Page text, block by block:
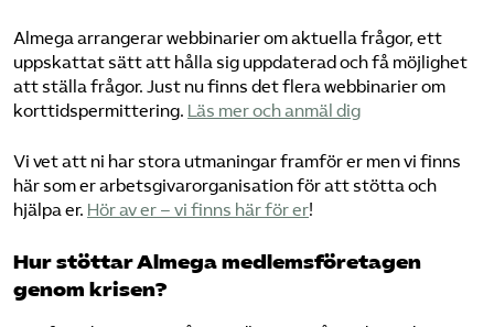
Almega arrangerar webbinarier om aktuella frågor, ett
uppskattat sätt att hålla sig uppdaterad och få möjlighet
att ställa frågor. Just nu finns det flera webbinarier om
korttidspermittering. Läs mer och anmäl dig
Vi vet att ni har stora utmaningar framför er men vi finns
här som er arbetsgivarorganisation för att stötta och
hjälpa er. Hör av er – vi finns här för er!
Hur stöttar Almega medlemsföretagen
genom krisen?